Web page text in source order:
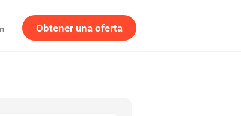
Obtener una oferta